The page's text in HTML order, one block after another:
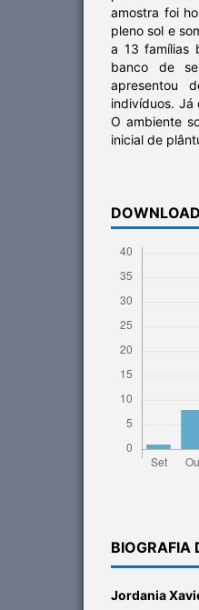
amostra foi
pleno sol e
a 13 famílias
banco de
apresentou
indivíduos. Já
O ambiente
inicial de
BIOGRAFIA
Jordania